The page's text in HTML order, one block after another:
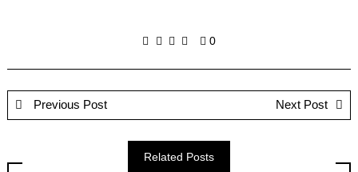
0
Previous Post Next Post
Related Posts